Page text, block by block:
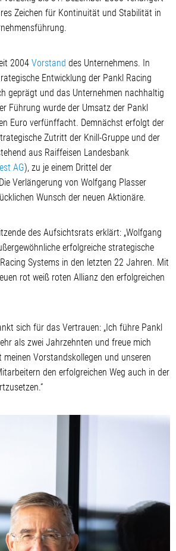
Zeichen für Kontinuität und Stabilität in
2004 Vorstand des Unternehmens. In
Entwicklung der Pankl Racing
geprägt und das Unternehmen nachhaltig
Führung wurde der Umsatz der Pankl
Euro verfünffacht. Demnächst erfolgt der
Zutritt der Knill-Gruppe und der
aus Raiffeisen Landesbank
AG), zu je einem Drittel der
Verlängerung von Wolfgang Plasser
Wunsch der neuen Aktionäre.
des Aufsichtsrats erklärt: „Wolfgang
erfolgreiche strategische
Systems in den letzten 22 Jahren. Mit
rot weiß roten Allianz den erfolgreichen
sich für das Vertrauen: „Ich führe Pankl
als zwei Jahrzehnten und freue mich
Vorstandskollegen und unseren
den erfolgreichen Weg auch in der